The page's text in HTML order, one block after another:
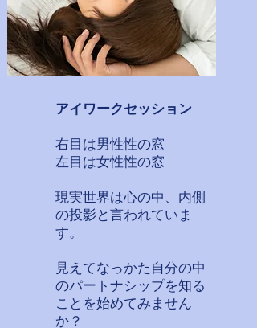
​アイワークセッション
右目は男性性の窓​
左目は女性性の窓
現実世界は心の中、内側
の投影と言われていま
す。
見えてなっかた自分の中
のパートナシップを知る
ことを始めてみません
か？